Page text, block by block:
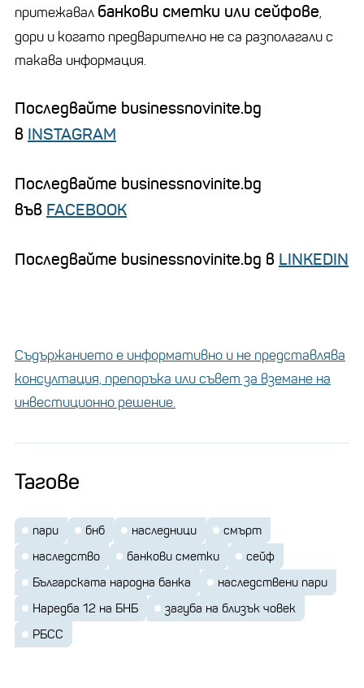
притежавал банкови сметки или сейфове,
дори и когато предварително не са разполагали с
такава информация.
Последвайте businessnovinite.bg
в INSTAGRAM
Последвайте businessnovinite.bg
във FACEBOOK
Последвайте businessnovinite.bg в LINKEDIN
Съдържанието е информативно и не представлява
консултация, препоръка или съвет за вземане на
инвестиционно решение.
Тагове
пари бнб наследници
смърт
наследство
банкови сметки
сейф
Българската народна банка
наследствени пари
Наредба 12 на БНБ
загуба на близък човек
РБСС